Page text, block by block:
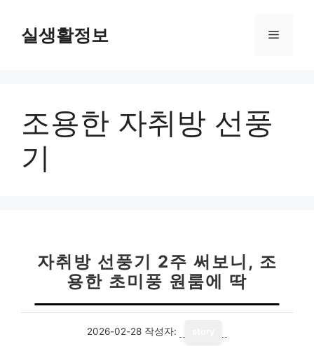
실생활정보 메
조용한 자취방 선풍
기
자취방 선풍기 2주 써보니, 조
용한 초미풍 원룸에 딱
2026-02-28 작성자: